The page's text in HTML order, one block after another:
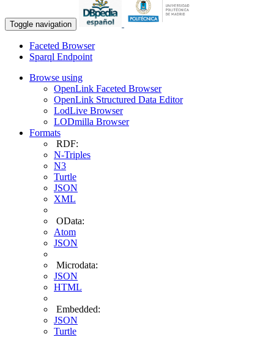
Toggle navigation
Faceted Browser
Sparql Endpoint
Browse using
OpenLink Faceted Browser
OpenLink Structured Data Editor
LodLive Browser
LODmilla Browser
Formats
RDF:
N-Triples
N3
Turtle
JSON
XML
OData:
Atom
JSON
Microdata:
JSON
HTML
Embedded:
JSON
Turtle